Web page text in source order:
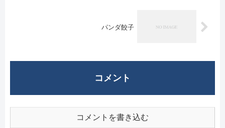
パンダ餃子
コメント
コメントを書き込む